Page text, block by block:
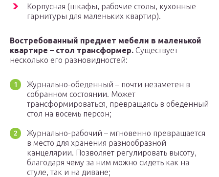
Корпусная (шкафы, рабочие столы, кухонные
гарнитуры для маленьких квартир).
Востребованный предмет мебели в маленькой
квартире – стол трансформер. Существует
несколько его разновидностей:
Журнально-обеденный – почти незаметен в
собранном состоянии. Может
трансформироваться, превращаясь в обеденный
стол на восемь персон;
Журнально-рабочий – мгновенно превращается
в место для хранения разнообразной
канцелярии. Позволяет регулировать высоту,
благодаря чему за ним можно сидеть как на
стуле, так и на диване;